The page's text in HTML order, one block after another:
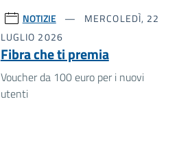
NOTIZIE
MERCOLEDÌ, 22
LUGLIO 2026
Fibra che ti premia
Voucher da 100 euro per i nuovi
utenti